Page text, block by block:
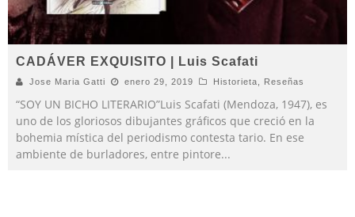
CADÁVER EXQUISITO | Luis Scafati
Jose Maria Gatti enero 29, 2019 Historieta Reseñas
“SOY UN BICHO LITERARIO”Luis Scafati (Mendoza, 1947), es
uno de los gloriosos dibujantes gráficos que creció en la
bohemia mística del periodismo contesta tario. En ese
ambiente de burladores, entre pintore...